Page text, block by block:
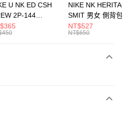
付款。
上)免運費
U NK ED CSH
2P-144
男女 短統襪
NIKE NK
SMIT 男女 側背
BA5871010
NT$527
NT$650